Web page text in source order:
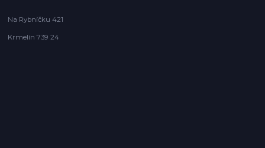
Na Rybníčku 421
Krmelín 739 24